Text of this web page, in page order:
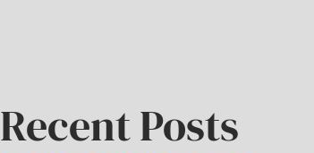
Recent Posts